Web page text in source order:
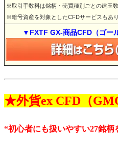
※取引手数料は銘柄・売買種別ごとの建玉
※暗号資産を対象としたCFDサービスもあり
▼FXTF GX-商品CFD（ゴー
★外貨ex CFD（
“初心者にも扱いやすい27銘柄